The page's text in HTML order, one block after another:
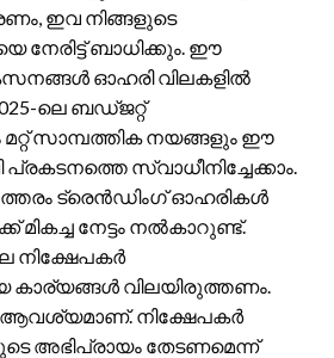
ഇവ നിങ്ങളുടെ
നേരിട്ട് ബാധിക്കും. ഈ
ഓഹരി വിലകളിൽ
ലെ ബഡ്ജറ്റ്
സാമ്പത്തിക നയങ്ങളും ഈ
സ്വാധീനിച്ചേക്കാം.
ട്രെൻഡിംഗ് ഓഹരികൾ
നേട്ടം നൽകാറുണ്ട്.
നിക്ഷേപകർ
കാര്യങ്ങൾ വിലയിരുത്തണം.
ആവശ്യമാണ്. നിക്ഷേപകർ
അഭിപ്രായം തേടണമെന്ന്